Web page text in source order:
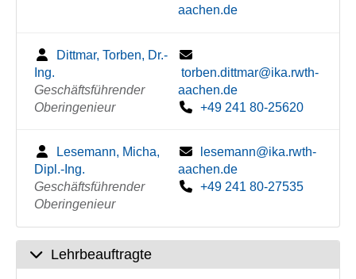
aachen.de
Dittmar, Torben, Dr.-
Ing.
Geschäftsführender
Oberingenieur
torben.dittmar@ika.rwth-
aachen.de
+49 241 80-25620
Lesemann, Micha,
Dipl.-Ing.
Geschäftsführender
Oberingenieur
lesemann@ika.rwth-
aachen.de
+49 241 80-27535
Lehrbeauftragte